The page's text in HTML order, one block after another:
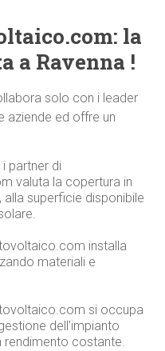
la
a Ravenna !
solo con i leader
aziende ed offre un
i partner di
valuta la copertura in
alla superficie disponibile
installa
materiali e
si occupa
dell’impianto
costante.